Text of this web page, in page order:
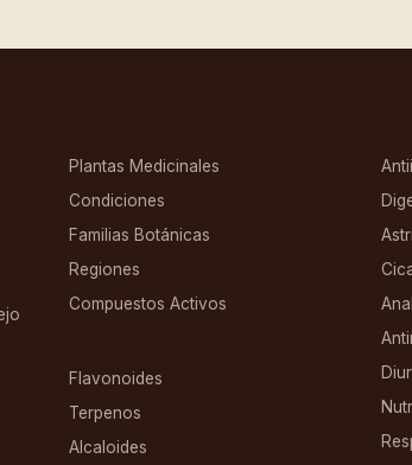
Plantas Medicinales
Condiciones
Familias Botánicas
Regiones
Compuestos Activos
Flavonoides
Terpenos
Alcaloides